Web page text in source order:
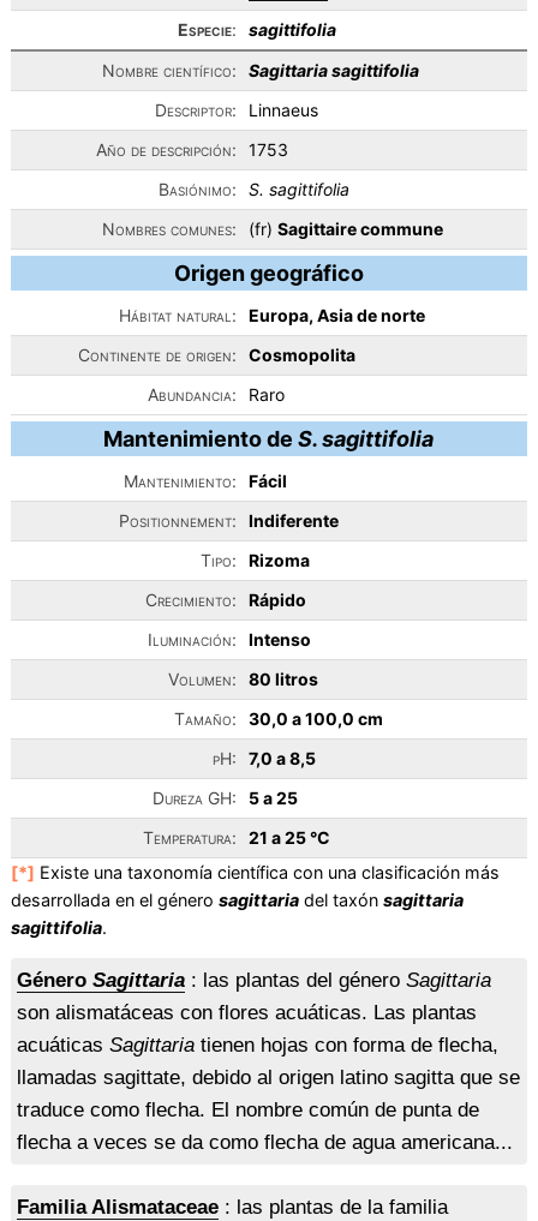
Especie:
sagittifolia
Nombre científico:
Sagittaria sagittifolia
Descriptor:
Linnaeus
Año de descripción:
1753
Basiónimo:
S. sagittifolia
Nombres comunes:
(fr) Sagittaire commune
Origen geográfico
Hábitat natural:
Europa, Asia de norte
Continente de origen:
Cosmopolita
Abundancia:
Raro
Mantenimiento deS. sagittifolia
Mantenimiento:
Fácil
Positionnement:
Indiferente
Tipo:
Rizoma
Crecimiento:
Rápido
Iluminación:
Intenso
Volumen:
80 litros
Tamaño:
30,0 a 100,0 cm
pH:
7,0 a 8,5
Dureza GH:
5 a 25
Temperatura:
21 a 25 °C
[*] Existe una taxonomía científica con una clasificación más
desarrollada en el género sagittariadel taxón sagittaria
sagittifolia.
Género Sagittaria: las plantas del género Sagittaria
son alismatáceas con flores acuáticas. Las plantas
acuáticas Sagittariatienen hojas con forma de flecha,
llamadas sagittate, debido al origen latino sagitta que se
traduce como flecha. El nombre común de punta de
flecha a veces se da como flecha de agua americana...
Familia Alismataceae: las plantas de la familia